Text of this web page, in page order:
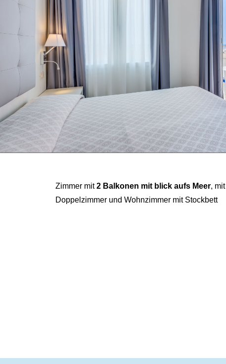
Zimmer mit2 Balkonen mit blick aufs Meer, mit
Doppelzimmer und Wohnzimmer mit Stockbett